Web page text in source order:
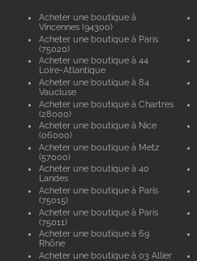
Acheter une boutique à
Vincennes (94300)
Acheter une boutique à Paris
(75020)
Acheter une boutique à 44
Loire-Atlantique
Acheter une boutique à 84
Vaucluse
Acheter une boutique à Chartres
(28000)
Acheter une boutique à Nice
(06000)
Acheter une boutique à Metz
(57000)
Acheter une boutique à 40
Landes
Acheter une boutique à Paris
(75015)
Acheter une boutique à Paris
(75011)
Acheter une boutique à 69
Rhône
Acheter une boutique à 03 Allier